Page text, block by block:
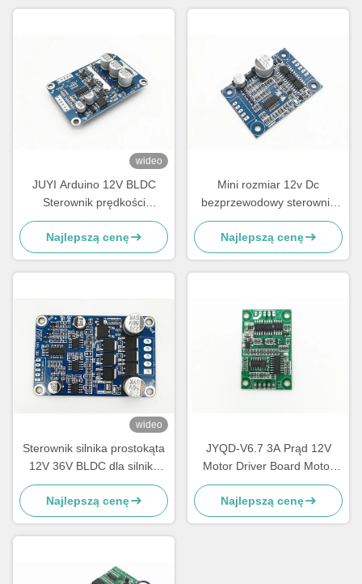
wideo
JUYI Arduino 12V BLDC
Sterownik prędkości
sterowania sygnałem
impulsowym Wyjście cyklu
pracy 0-100% sterownik
silnika
Najlepszą cenę
Mini rozmiar 12v Dc
bezprzewodowy sterownik
prędkości silnika 3 fazy Bldc
Cykl pracy kierowcy silnika
0-100%
Najlepszą cenę
wideo
Sterownik silnika prostokąta
12V 36V BLDC dla silnika
prądu stałego bez czujników
opartego na sterowniku
prędkości IC JY02A
Najlepszą cenę
JYQD-V6.7 3A Prąd 12V
Motor Driver Board Motor
Controller PWM Control For
Sensorless BLDC Motor
Najlepszą cenę